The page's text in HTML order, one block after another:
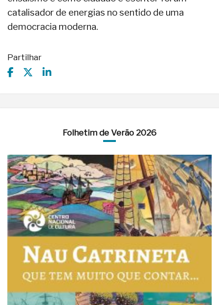
catalisador de energias no sentido de uma
democracia moderna.
Partilhar
Folhetim de Verão 2026